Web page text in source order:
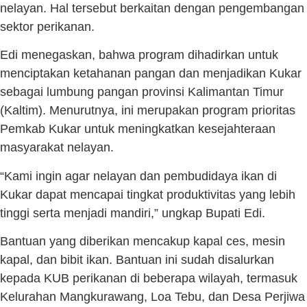
nelayan. Hal tersebut berkaitan dengan pengembangan
sektor perikanan.
Edi menegaskan, bahwa program dihadirkan untuk
menciptakan ketahanan pangan dan menjadikan Kukar
sebagai lumbung pangan provinsi Kalimantan Timur
(Kaltim). Menurutnya, ini merupakan program prioritas
Pemkab Kukar untuk meningkatkan kesejahteraan
masyarakat nelayan.
“Kami ingin agar nelayan dan pembudidaya ikan di
Kukar dapat mencapai tingkat produktivitas yang lebih
tinggi serta menjadi mandiri,” ungkap Bupati Edi.
Bantuan yang diberikan mencakup kapal ces, mesin
kapal, dan bibit ikan. Bantuan ini sudah disalurkan
kepada KUB perikanan di beberapa wilayah, termasuk
Kelurahan Mangkurawang, Loa Tebu, dan Desa Perjiwa